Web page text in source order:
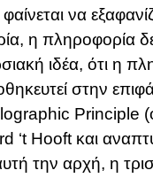
να
η πληροφορία
ιδέα, ότι η
στην
Principle
‘t Hooft και
την αρχή, η